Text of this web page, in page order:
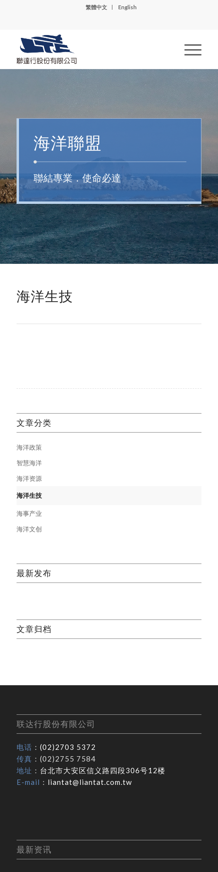
繁體中文 English
海洋聯盟
聯結專業．使命必達
海洋生技
文章分类
海洋政策
智慧海洋
海洋资源
海洋生技
海事产业
海洋文创
最新发布
文章归档
联达行股份有限公司
电话 ： (02)2703 5372
传真 ：(02)2755 7584
地址 ： 台北市大安区信义路四段306号12楼
E-mail ： liantat@liantat.com.tw
最新资讯